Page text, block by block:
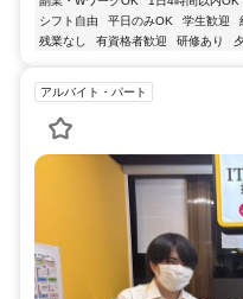
シフト自由
平日のみOK 学生歓迎
残業なし
有資格者歓迎 研修あり
アルバイト・パート